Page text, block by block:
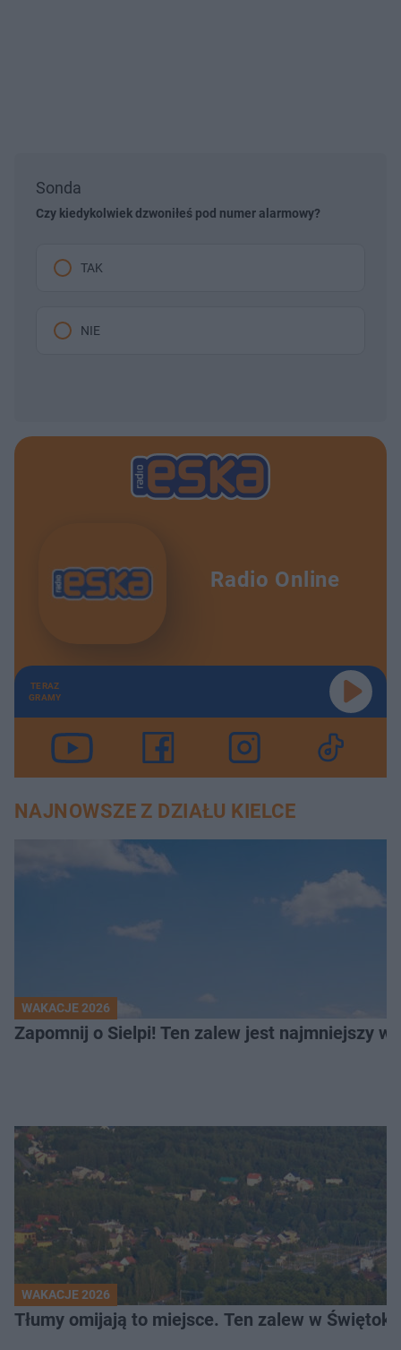
Sonda
Czy kiedykolwiek dzwoniłeś pod numer alarmowy?
TAK
NIE
Radio Online
TERAZ
GRAMY
NAJNOWSZE Z DZIAŁU KIELCE
WAKACJE 2026
WAKACJE 2026
Tłumy omijają to miejsce. Ten zalew w